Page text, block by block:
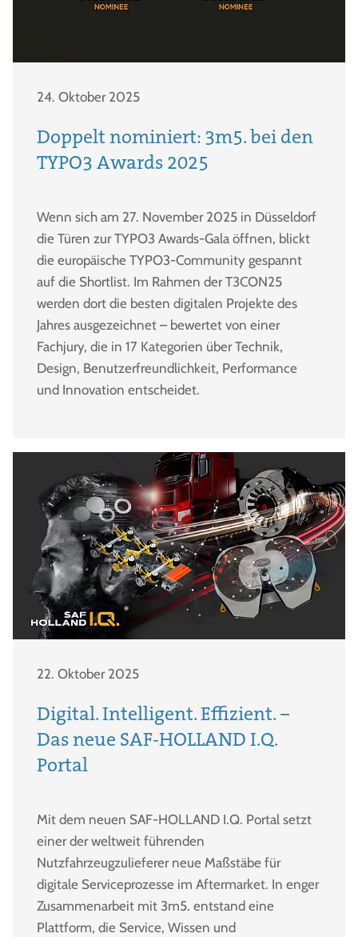
24. Oktober 2025
Doppelt nominiert: 3m5. bei den
TYPO3 Awards 2025
Wenn sich am 27. November 2025 in Düsseldorf
die Türen zur TYPO3 Awards-Gala öffnen, blickt
die europäische TYPO3-Community gespannt
auf die Shortlist. Im Rahmen der T3CON25
werden dort die besten digitalen Projekte des
Jahres ausgezeichnet – bewertet von einer
Fachjury, die in 17 Kategorien über Technik,
Design, Benutzerfreundlichkeit, Performance
und Innovation entscheidet.
22. Oktober 2025
Digital. Intelligent. Effizient. –
Das neue SAF-HOLLAND I.Q.
Portal
Mit dem neuen SAF-HOLLAND I.Q. Portal setzt
einer der weltweit führenden
Nutzfahrzeugzulieferer neue Maßstäbe für
digitale Serviceprozesse im Aftermarket. In enger
Zusammenarbeit mit 3m5. entstand eine
Plattform, die Service, Wissen und